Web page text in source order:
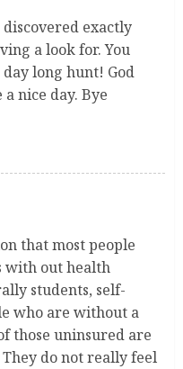
exactly
a look for. You
long hunt! God
a nice day. Bye
that most people
with out health
students, self-
who are without a
those uninsured are
do not really feel